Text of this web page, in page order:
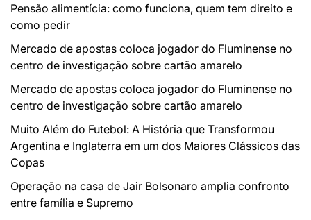
Pensão alimentícia: como funciona, quem tem direito e
como pedir
Mercado de apostas coloca jogador do Fluminense no
centro de investigação sobre cartão amarelo
Mercado de apostas coloca jogador do Fluminense no
centro de investigação sobre cartão amarelo
Muito Além do Futebol: A História que Transformou
Argentina e Inglaterra em um dos Maiores Clássicos das
Copas
Operação na casa de Jair Bolsonaro amplia confronto
entre família e Supremo